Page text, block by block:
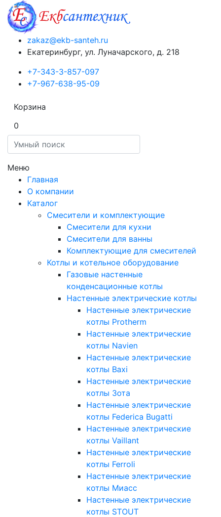
zakaz@ekb-santeh.ru
Екатеринбург, ул. Луначарского, д. 218
+7-343-3-857-097
+7-967-638-95-09
Корзина
0
Меню
Главная
О компании
Каталог
Смесители и комплектующие
Смесители для кухни
Смесители для ванны
Комплектующие для смесителей
Котлы и котельное оборудование
Газовые настенные
конденсационные котлы
Настенные электрические котлы
Настенные электрические
котлы Protherm
Настенные электрические
котлы Navien
Настенные электрические
котлы Baxi
Настенные электрические
котлы Зота
Настенные электрические
котлы Federica Bugatti
Настенные электрические
котлы Vaillant
Настенные электрические
котлы Ferroli
Настенные электрические
котлы Миасс
Настенные электрические
котлы STOUT